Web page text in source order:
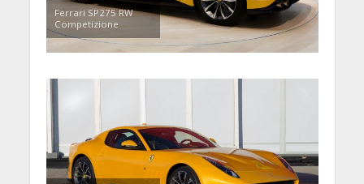
Ferrari SP275 RW
Competizione